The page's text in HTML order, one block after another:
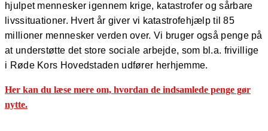
hjulpet mennesker igennem krige, katastrofer og sårbare
livssituationer. Hvert år giver vi katastrofehjælp til 85
millioner mennesker verden over. Vi bruger også penge på
at understøtte det store sociale arbejde, som bl.a. frivillige
i Røde Kors Hovedstaden udfører herhjemme.
Her kan du læse mere om, hvordan de indsamlede penge gør
nytte.